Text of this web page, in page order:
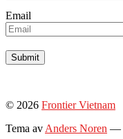
Email
© 2026 Frontier Vietnam
Tema av Anders Noren —